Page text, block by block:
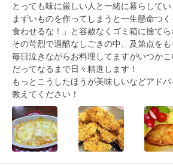
とっても味に厳しい人と一緒に暮らしてい
まずいものを作ってしまうと一生懸命つ
食わせるな！」と容赦なくゴミ箱に捨てら
その苛烈で過酷なしごきの中、及第点をも
毎日泣きながらお料理してますがいつか
だってなるまで日々精進します！
もっとこうしたほうが美味しいなどアド
教えてください！